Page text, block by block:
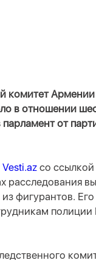
комитет
в отношении
парламент от
Vesti.az со
расследования
фигурантов.